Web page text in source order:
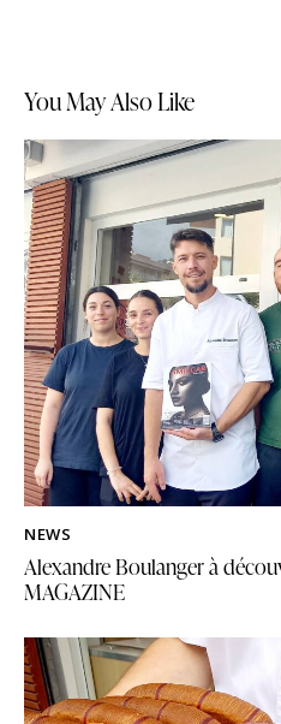
You May Also Like
NEWS
Alexandre Boulanger à
MAGAZINE